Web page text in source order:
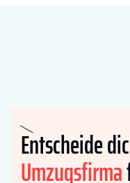
Entscheide
Umzugsfirma